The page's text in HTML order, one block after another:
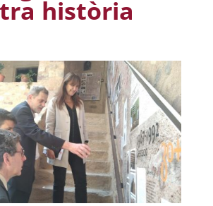
història